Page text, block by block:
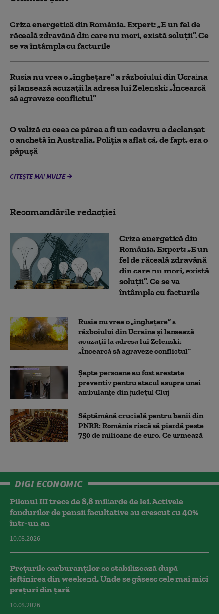
Criza energetică din România. Expert: „E un fel de
răceală zdravănă din care nu mori, există soluții”. Ce
se va întâmpla cu facturile
Rusia nu vrea o „înghețare” a războiului din Ucraina
și lansează acuzații la adresa lui Zelenski: „Încearcă
să agraveze conflictul”
O valiză cu ceea ce părea a fi un cadavru a declanșat
o anchetă în Australia. Poliția a aflat că, de fapt, era o
păpușă
CITEȘTE MAI MULTE
Recomandările redacţiei
Criza energetică din
România. Expert: „E un
fel de răceală zdravănă
din care nu mori, există
soluții”. Ce se va
întâmpla cu facturile
Rusia nu vrea o „înghețare” a
războiului din Ucraina și lansează
acuzații la adresa lui Zelenski:
„Încearcă să agraveze conflictul”
Șapte persoane au fost arestate
preventiv pentru atacul asupra unei
ambulanțe din județul Cluj
Săptămână crucială pentru banii din
PNRR: România riscă să piardă peste
750 de milioane de euro. Ce urmează
DIGI ECONOMIC
Pilonul III trece de 8,8 miliarde de lei. Activele
fondurilor de pensii facultative au crescut cu 40%
într-un an
10.08.2026
Prețurile carburanților se stabilizează după
ieftinirea din weekend. Unde se găsesc cele mai mici
prețuri din țară
10.08.2026